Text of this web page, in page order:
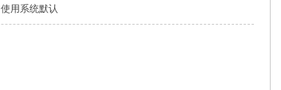
使用系统默认